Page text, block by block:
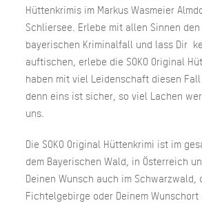
Hüttenkrimis im Markus Wasmeier
Schliersee. Erlebe mit allen Sinnen
bayerischen Kriminalfall und lass Dir
auftischen, erlebe die SOKO Original
haben mit viel Leidenschaft diesen
denn eins ist sicher, so viel Lachen
uns.
Die SOKO Original Hüttenkrimi ist im
dem Bayerischen Wald, in Österreich
Deinen Wunsch auch im Schwarzwald,
Fichtelgebirge oder Deinem Wunschort